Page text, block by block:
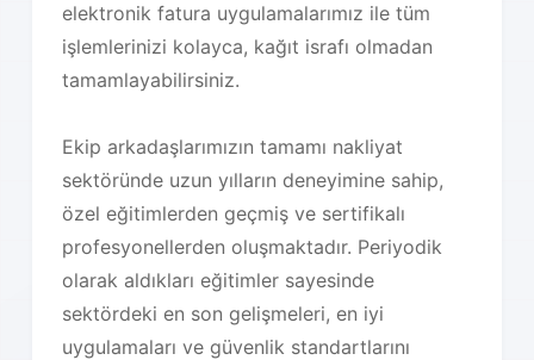
elektronik fatura uygulamalarımız ile tüm
işlemlerinizi kolayca, kağıt israfı olmadan
tamamlayabilirsiniz.
Ekip arkadaşlarımızın tamamı nakliyat
sektöründe uzun yılların deneyimine sahip,
özel eğitimlerden geçmiş ve sertifikalı
profesyonellerden oluşmaktadır. Periyodik
olarak aldıkları eğitimler sayesinde
sektördeki en son gelişmeleri, en iyi
uygulamaları ve güvenlik standartlarını